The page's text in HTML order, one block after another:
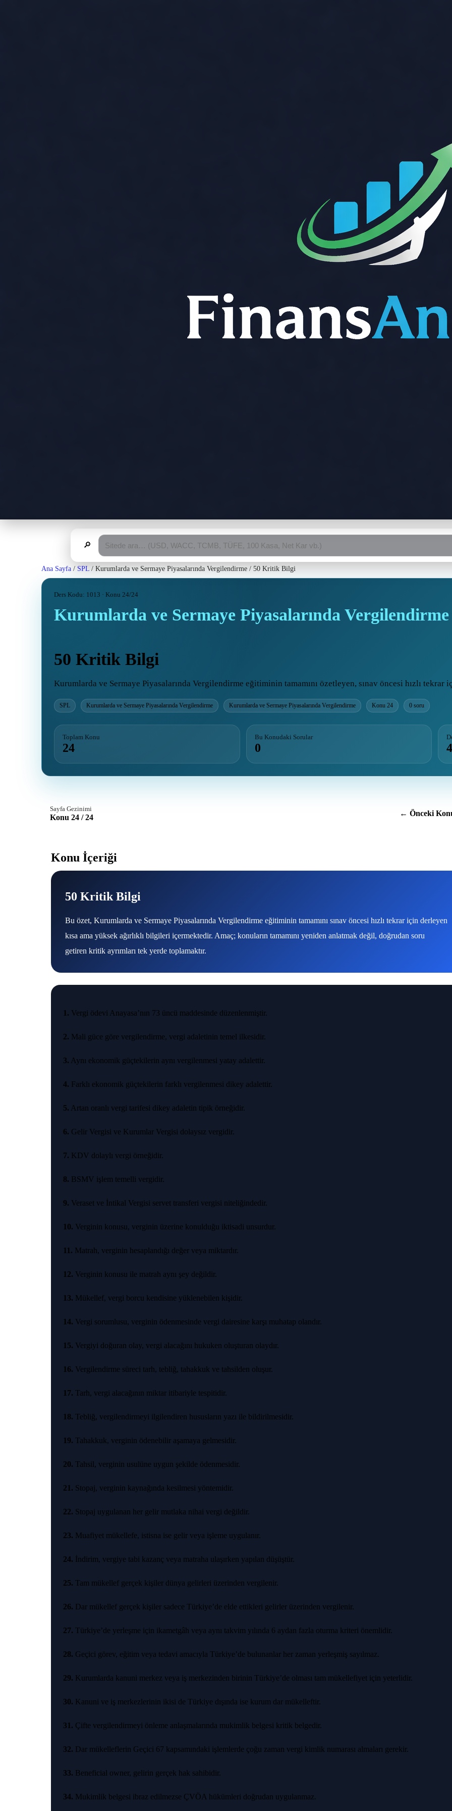
🔎
Ana Sayfa / SPL / Kurumlarda ve Sermaye Piyasalarında Vergilendirme / 50 Kritik Bilgi
Ders Kodu: 1013 · Konu 24/24
Kurumlarda ve Sermaye Piyasalarında Vergilendirme
50 Kritik Bilgi
Kurumlarda ve Sermaye Piyasalarında Vergilendirme eğitiminin tamamını özetleyen, sınav öncesi hızlı tekrar
SPL Kurumlarda ve Sermaye Piyasalarında Vergilendirme Kurumlarda ve Sermaye Piyasalarında Vergilendirme Konu 24 0 soru
Toplam Konu
24
Bu Konudaki Sorular
0
Sayfa Gezinimi
Konu 24 / 24 ← Önceki
Konu İçeriği
50 Kritik Bilgi
Bu özet, Kurumlarda ve Sermaye Piyasalarında Vergilendirme eğitiminin tamamını sınav öncesi hızlı tekrar için derleyen
kısa ama yüksek ağırlıklı bilgileri içermektedir. Amaç; konuların tamamını yeniden anlatmak değil, doğrudan soru
getiren kritik ayrımları tek yerde toplamaktır.
1. Vergi ödevi Anayasa’nın 73 üncü maddesinde düzenlenmiştir.
2. Mali güce göre vergilendirme, vergi adaletinin temel ilkesidir.
3. Aynı ekonomik güçtekilerin aynı vergilenmesi yatay adalettir.
4. Farklı ekonomik güçtekilerin farklı vergilenmesi dikey adalettir.
5. Artan oranlı vergi tarifesi dikey adaletin tipik örneğidir.
6. Gelir Vergisi ve Kurumlar Vergisi dolaysız vergidir.
7. KDV dolaylı vergi örneğidir.
8. BSMV işlem temelli vergidir.
9. Veraset ve İntikal Vergisi servet transferi vergisi niteliğindedir.
10. Verginin konusu, verginin üzerine konulduğu iktisadi unsurdur.
11. Matrah, verginin hesaplandığı değer veya miktardır.
12. Verginin konusu ile matrah aynı şey değildir.
13. Mükellef, vergi borcu kendisine yüklenebilen kişidir.
14. Vergi sorumlusu, verginin ödenmesinde vergi dairesine karşı muhatap olandır.
15. Vergiyi doğuran olay, vergi alacağını hukuken oluşturan olaydır.
16. Vergilendirme süreci tarh, tebliğ, tahakkuk ve tahsilden oluşur.
17. Tarh, vergi alacağının miktar itibariyle tespitidir.
18. Tebliğ, vergilendirmeyi ilgilendiren hususların yazı ile bildirilmesidir.
19. Tahakkuk, verginin ödenebilir aşamaya gelmesidir.
20. Tahsil, verginin usulüne uygun şekilde ödenmesidir.
21. Stopaj, verginin kaynağında kesilmesi yöntemidir.
22. Stopaj uygulanan her gelir mutlaka nihai vergi değildir.
23. Muafiyet mükellefe, istisna ise gelir veya işleme uygulanır.
24. İndirim, vergiye tabi kazanç veya matraha ulaşırken yapılan düşüştür.
25. Tam mükellef gerçek kişiler dünya gelirleri üzerinden vergilenir.
26. Dar mükellef gerçek kişiler sadece Türkiye’de elde ettikleri gelirler üzerinden vergilenir.
27. Türkiye’de yerleşme için ikametgâh veya aynı takvim yılında 6 aydan fazla oturma kriteri önemlidir.
28. Geçici görev, eğitim veya tedavi amacıyla Türkiye’de bulunanlar her zaman yerleşmiş sayılmaz.
29. Kurumlarda kanuni merkez veya iş merkezinden birinin Türkiye’de olması tam mükellefiyet için yeterlidir.
30. Kanuni ve iş merkezlerinin ikisi de Türkiye dışında ise kurum dar mükelleftir.
31. Çifte vergilendirmeyi önleme anlaşmalarında mukimlik belgesi kritik belgedir.
32. Dar mükelleflerin Geçici 67 kapsamındaki işlemlerde çoğu zaman vergi kimlik numarası almaları gerekir.
33. Beneficial owner, gelirin gerçek hak sahibidir.
34. Mukimlik belgesi ibraz edilmezse ÇVÖA hükümleri doğrudan uygulanmaz.